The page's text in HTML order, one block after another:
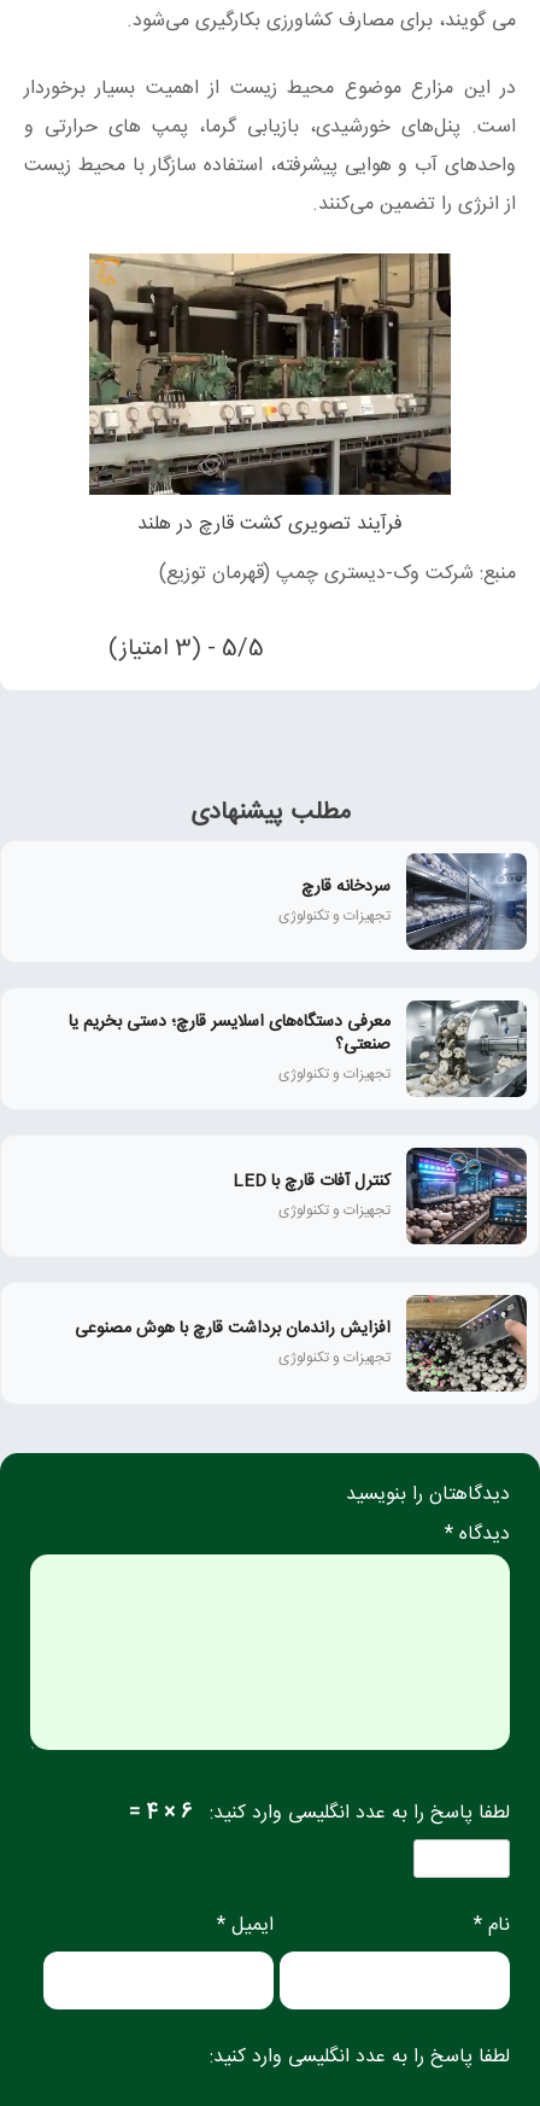
می گویند، برای مصارف کشاورزی بکارگیری می‌شود.
در این مزارع موضوع محیط زیست از اهمیت بسیار برخوردار
است. پنل‌های خورشیدی، بازیابی گرما، پمپ های حرارتی و
واحدهای آب و هوایی پیشرفته، استفاده سازگار با محیط زیست
از انرژی را تضمین می‌کنند.
فرآیند تصویری کشت قارچ در هلند
منبع: شرکت وک-دیستری چمپ (قهرمان توزیع)
5/5 - (3 امتیاز)
مطلب پیشنهادی
سردخانه قارچ
تجهیزات و تکنولوژی
معرفی دستگاه‌های اسلایسر قارچ؛ دستی بخریم یا
صنعتی؟
تجهیزات و تکنولوژی
کنترل آفات قارچ با LED
تجهیزات و تکنولوژی
افزایش راندمان برداشت قارچ با هوش مصنوعی
تجهیزات و تکنولوژی
دیدگاهتان را بنویسید
دیدگاه *
لطفا پاسخ را به عدد انگلیسی وارد کنید: 6 × 4 =
نام * ایمیل *
لطفا پاسخ را به عدد انگلیسی وارد کنید: